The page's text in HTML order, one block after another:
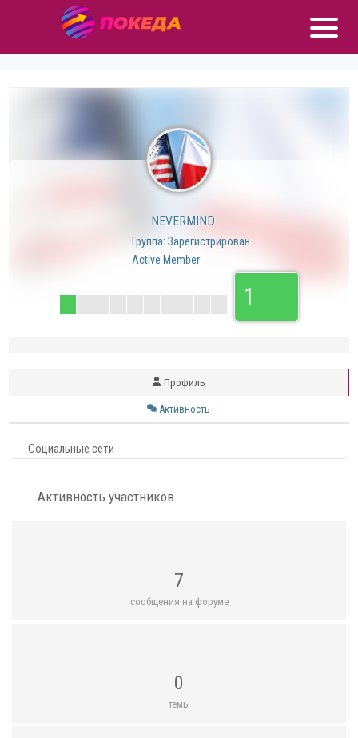
NEVERMIND
Группа: Зарегистрирован
Active Member
1
Профиль
Активность
Социальные сети
Активность участников
7
сообщения на форуме
0
темы